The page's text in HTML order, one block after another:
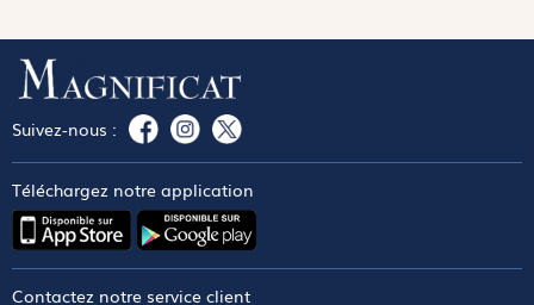
Suivez-nous :
Téléchargez notre application
Contactez notre service client